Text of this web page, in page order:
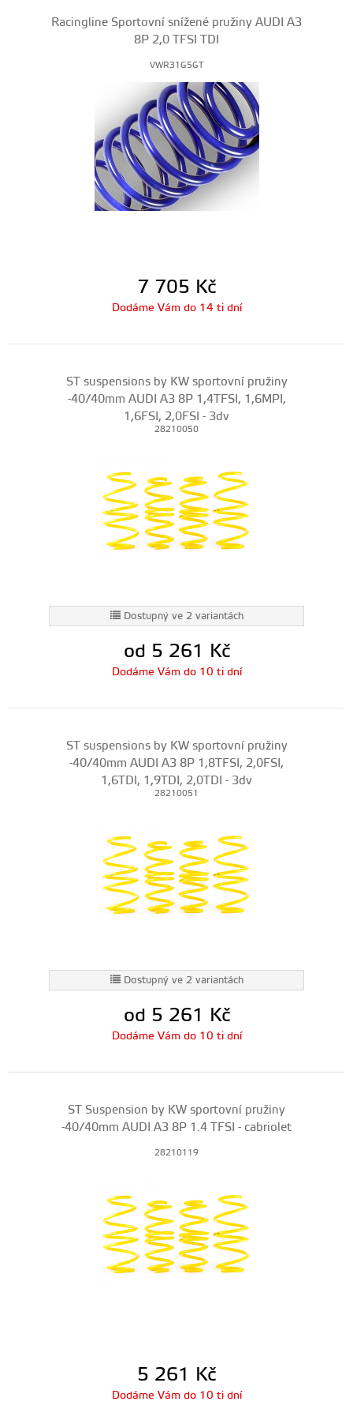
Racingline Sportovní snížené pružiny AUDI A3
8P 2,0 TFSI TDI
VWR31G5GT
7 705 Kč
Dodáme Vám do 14 ti dní
ST suspensions by KW sportovní pružiny
-40/40mm AUDI A3 8P 1,4TFSI, 1,6MPI,
1,6FSI, 2,0FSI - 3dv
28210050
Dostupný ve 2 variantách
od 5 261 Kč
Dodáme Vám do 10 ti dní
ST suspensions by KW sportovní pružiny
-40/40mm AUDI A3 8P 1,8TFSI, 2,0FSI,
1,6TDI, 1,9TDI, 2,0TDI - 3dv
28210051
Dostupný ve 2 variantách
od 5 261 Kč
Dodáme Vám do 10 ti dní
ST Suspension by KW sportovní pružiny
-40/40mm AUDI A3 8P 1.4 TFSI - cabriolet
28210119
5 261 Kč
Dodáme Vám do 10 ti dní